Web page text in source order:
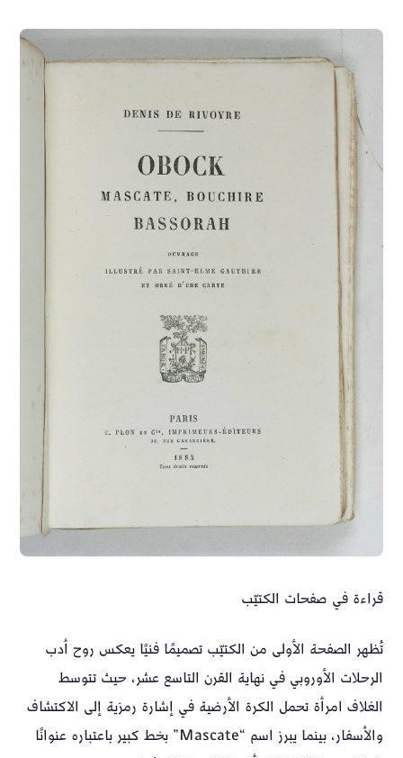
قراءة في صفحات الكتيّب
تُظهر الصفحة الأولى من الكتيّب تصميمًا فنيًا يعكس روح أدب
الرحلات الأوروبي في نهاية القرن التاسع عشر، حيث تتوسط
الغلاف امرأة تحمل الكرة الأرضية في إشارة رمزية إلى الاكتشاف
والأسفار، بينما يبرز اسم “Mascate” بخط كبير باعتباره عنوانًا